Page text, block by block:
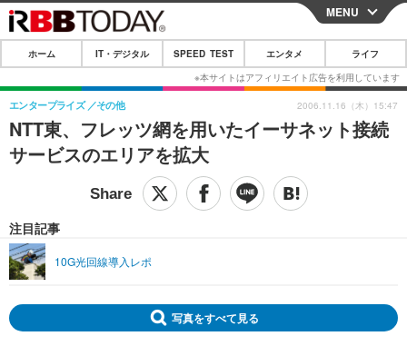
CLOSE
ホーム
IT・デジタル
IT・デジタルTOP スマートフォン
その他
SPEED TEST
映画・ドラマ
ライフTOP
リリース一覧
MENU
ホーム IT・デジタル SPEED TEST エンタメ ライフ
NTT東、フレッツ網を用いたイーサネット接続
サービスのエリアを拡大
エンタープライズ その他
注目記事
10G光回線導入レポ
2006.11.16（木）15:47
写真をすべて見る